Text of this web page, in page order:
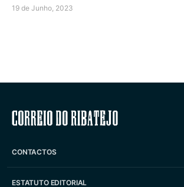
19 de Junho, 2023
Correio do
CONTACTOS
ESTATUTO EDITORIAL